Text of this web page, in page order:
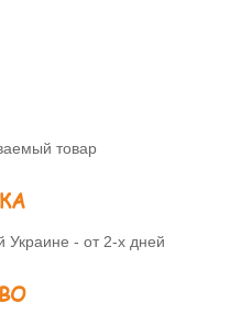
товар
Украине - от 2-х дней